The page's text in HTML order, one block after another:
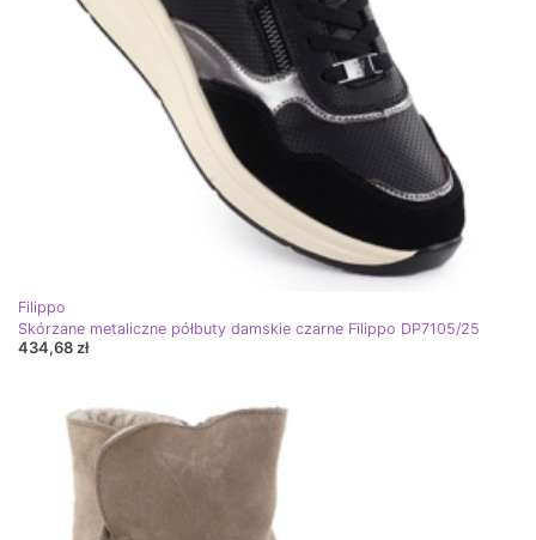
Filippo
Skórzane metaliczne półbuty damskie czarne Filippo DP7105/25
434,68 zł